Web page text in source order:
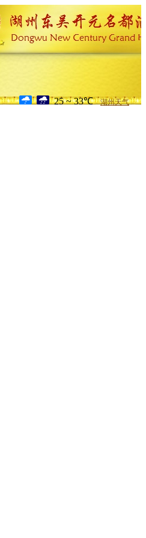
25 ~ 33℃ 湖州天气